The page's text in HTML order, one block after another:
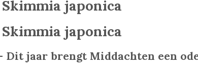
japonica
japonica
Dit jaar brengt Middachten een